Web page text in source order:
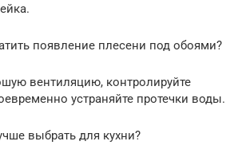
появление плесени под обоями?
вентиляцию, контролируйте
устраняйте протечки воды.
выбрать для кухни?